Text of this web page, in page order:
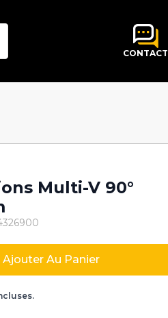
CONTACT
Multi-V 90°
Ajouter Au Panier